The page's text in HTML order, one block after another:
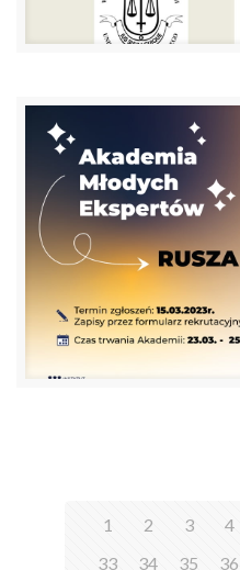
1 2 3 4
33
34 35 36